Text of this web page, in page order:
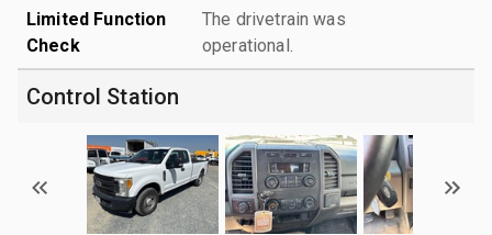
Limited Function
Check
The drivetrain was
operational.
Control Station